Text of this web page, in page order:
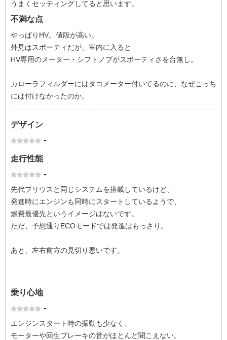
うまくセッティングしてると思います。
不満な点
やっぱりHV。値段が高い。
外見はスポーティだが、室内に入ると
HV専用のメーター・シフトノブがスポーティさを台無し。
カローラフィルダーにはタコメーター付いてるのに、なぜこっち
には付けなかったのか。
デザイン
-
走行性能
-
先代プリウスと同じシステムを搭載しているけど、
発進時にエンジンも同時にスタートしているようで、
燃費最優先というイメージはないです。
ただ、予想通りECOモードでは発進はもっさり。
あと、左右前方の見切り悪いです。
乗り心地
-
エンジンスタート時の振動も少なく、
モーターや回生ブレーキの音がほとんど聞こえない。